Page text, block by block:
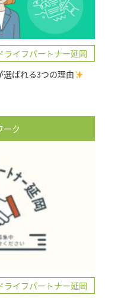
ライフパートナー延岡
ばれる3つの理由
ーク
ライフパートナー延岡